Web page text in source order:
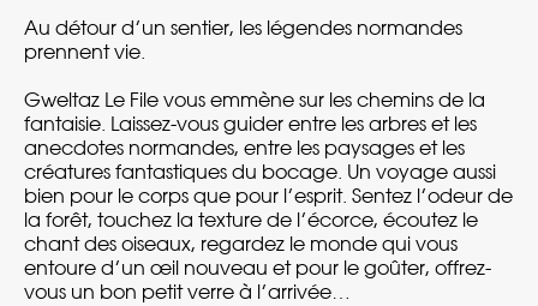
Au détour d’un sentier, les légendes normandes
prennent vie.
Gweltaz Le File vous emmène sur les chemins de la
fantaisie. Laissez-vous guider entre les arbres et les
anecdotes normandes, entre les paysages et les
créatures fantastiques du bocage. Un voyage aussi
bien pour le corps que pour l’esprit. Sentez l’odeur de
la forêt, touchez la texture de l’écorce, écoutez le
chant des oiseaux, regardez le monde qui vous
entoure d’un œil nouveau et pour le goûter, offrez-
vous un bon petit verre à l’arrivée…